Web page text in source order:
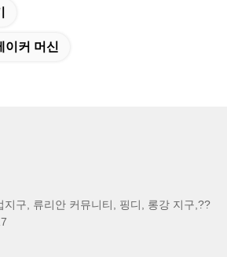
이커 머신
지구, 류리안 커뮤니티, 핑디, 롱강 지구,??